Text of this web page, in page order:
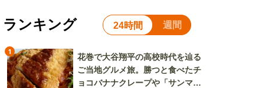
ランキング 24時間 週間
1
花巻で大谷翔平の高校時代を辿る
ご当地グルメ旅。勝つと食べたチ
ョコバナナクレープや「サンマー